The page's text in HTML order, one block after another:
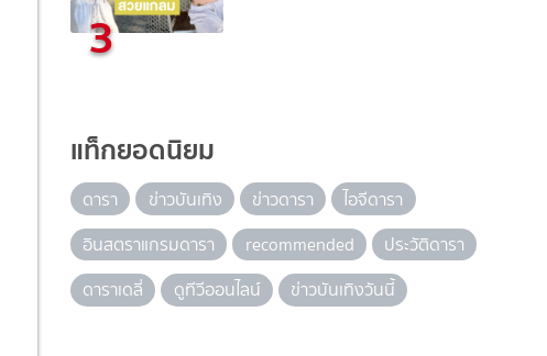
3
แท็กยอดนิยม
ดารา ข่าวบันเทิง ข่าวดารา
ไอจีดารา
อินสตราแกรมดารา
recommended
ประวัติดารา
ดาราเดลี่
ดูทีวีออนไลน์ ข่าวบันเทิงวันนี้